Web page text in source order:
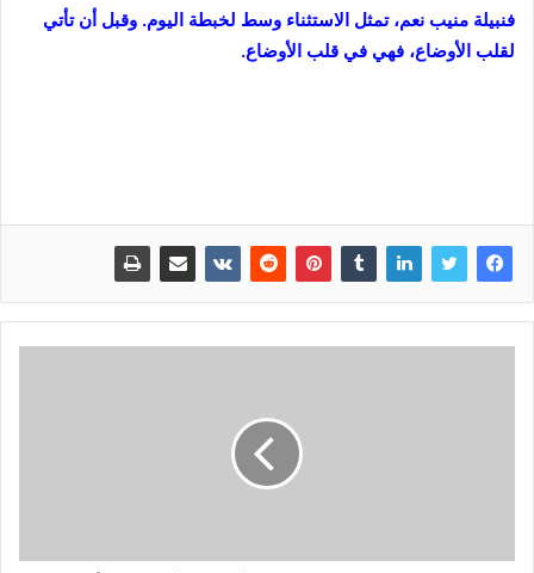
فنبيلة منيب نعم، تمثل الاستثناء وسط لخبطة اليوم. وقبل أن تأتي
لقلب الأوضاع، فهي في قلب الأوضاع.